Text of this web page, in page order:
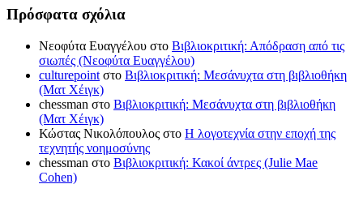
Πρόσφατα σχόλια
Νεοφύτα Ευαγγέλου στο Βιβλιοκριτική: Απόδραση από τις
σιωπές (Νεοφύτα Ευαγγέλου)
culturepoint στο Βιβλιοκριτική: Μεσάνυχτα στη βιβλιοθήκη
(Ματ Χέιγκ)
chessman στο Βιβλιοκριτική: Μεσάνυχτα στη βιβλιοθήκη
(Ματ Χέιγκ)
Κώστας Νικολόπουλος στο Η λογοτεχνία στην εποχή της
τεχνητής νοημοσύνης
chessman στο Βιβλιοκριτική: Κακοί άντρες (Julie Mae
Cohen)